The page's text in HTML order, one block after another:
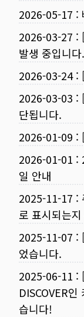
2026-05-17 :
2026-03-27 :
발생 중입니다.
2026-03-24:
2026-03-03 :
단됩니다.
2026-01-09 :
2026-01-01 :
일 안내
2025-11-17 :
로 표시되는
2025-11-07 :
었습니다.
2025-06-11 :
DISCOVER
습니다!